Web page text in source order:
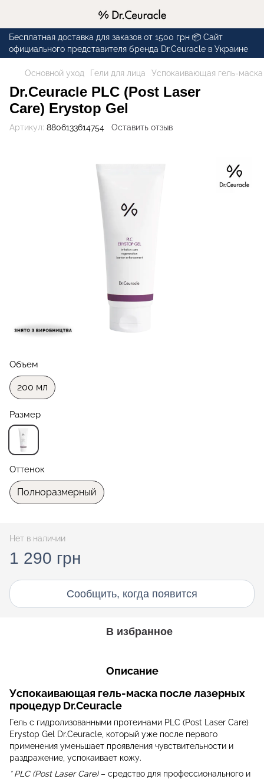
Бесплатная доставка для заказов от 1500 грн 📦 Сайт
официального представителя бренда Dr.Ceuracle в Украине
Основной уход Гели для лица Успокаивающая гель-
Dr.Ceuracle PLC (Post Laser
Care) Erystop Gel
Артикул: 8806133614754 Оставить отзыв
Объем
200 мл
Размер
Оттенок
Полноразмерный
Нет в наличии
1 290 грн
Сообщить, когда появится
В избранное
Описание
Успокаивающая гель-маска после лазерных
процедур Dr.Ceuracle
Гель с гидролизованными протеинами PLC (Post Laser Care)
Erystop Gel Dr.Ceuracle, который уже после первого
применения уменьшает проявления чувствительности и
раздражение, успокаивает кожу.
* PLC (Post Laser Care)– средство для профессионального и